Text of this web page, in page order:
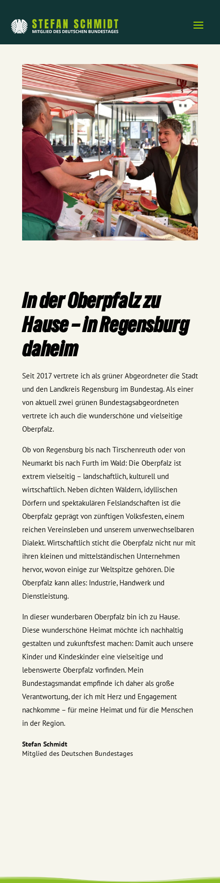
In der Oberpfalz zu
Hause – in Regensburg
daheim
Seit 2017 vertrete ich als grüner Abgeordneter die Stadt
und den Landkreis Regensburg im Bundestag. Als einer
von aktuell zwei grünen Bundestagsabgeordneten
vertrete ich auch die wunderschöne und vielseitige
Oberpfalz.
Ob von Regensburg bis nach Tirschenreuth oder von
Neumarkt bis nach Furth im Wald: Die Oberpfalz ist
extrem vielseitig – landschaftlich, kulturell und
wirtschaftlich. Neben dichten Wäldern, idyllischen
Dörfern und spektakulären Felslandschaften ist die
Oberpfalz geprägt von zünftigen Volksfesten, einem
reichen Vereinsleben und unserem unverwechselbaren
Dialekt. Wirtschaftlich sticht die Oberpfalz nicht nur mit
ihren kleinen und mittelständischen Unternehmen
hervor, wovon einige zur Weltspitze gehören. Die
Oberpfalz kann alles: Industrie, Handwerk und
Dienstleistung.
In dieser wunderbaren Oberpfalz bin ich zu Hause.
Diese wunderschöne Heimat möchte ich nachhaltig
gestalten und zukunftsfest machen: Damit auch unsere
Kinder und Kindeskinder eine vielseitige und
lebenswerte Oberpfalz vorfinden. Mein
Bundestagsmandat empfinde ich daher als große
Verantwortung, der ich mit Herz und Engagement
nachkomme – für meine Heimat und für die Menschen
in der Region.
Stefan Schmidt
Mitglied des Deutschen Bundestages